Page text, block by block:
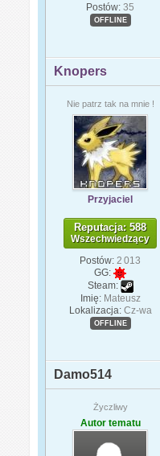
Postów: 35
OFFLINE
Knopers
Nie patrz tak na mnie !
Przyjaciel
Reputacja: 588
Wszechwiedzący
Postów: 2 013
GG:
Steam:
Imię: Mateusz
Lokalizacja: Cz-wa
OFFLINE
Damo514
Życzliwy
Autor tematu